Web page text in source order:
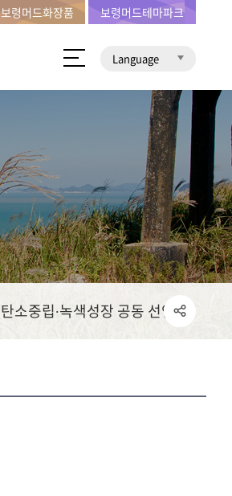
Language
보령머드화장품 보령머드테마파크
탄소중립∙녹색성장 공동 선언문